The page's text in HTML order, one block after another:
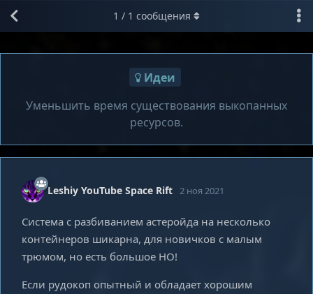
Идеи
Уменьшить время существования выкопанных
ресурсов.
1 / 1 сообщения
Leshiy YouTube Space Rift 2 ноя 2021
Система с разбиванием астеройда на несколько
контейнеров шикарна, для новичков с малым
трюмом, но есть большое НО!
Если рудокоп опытный и обладает хорошим